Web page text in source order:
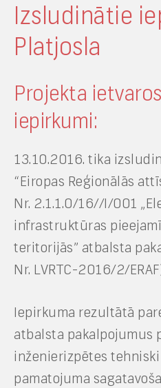
Izsludinātie
Platjosla
Projekta
iepirkumi:
13.10.2016. tika
“Eiropas Reģionālās
Nr. 2.1.1.0/16//I/001
infrastruktūras
teritorijās” atbalsta
Nr. LVRTC-2016/2/
Iepirkuma rezultātā
atbalsta pakalpojumus
inženierizpētes tehniski
pamatojuma